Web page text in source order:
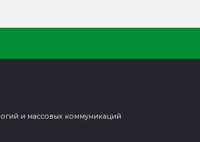
и массовых коммуникаций